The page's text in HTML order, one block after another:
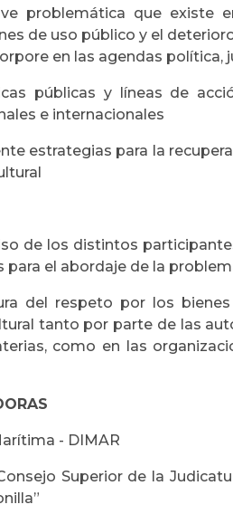
problemática que existe
de uso público y el
en las agendas política,
públicas y líneas de
e internacionales
estrategias para la
de los distintos
para el abordaje de la
del respeto por los
tanto por parte de las
como en las
- DIMAR
Superior de la